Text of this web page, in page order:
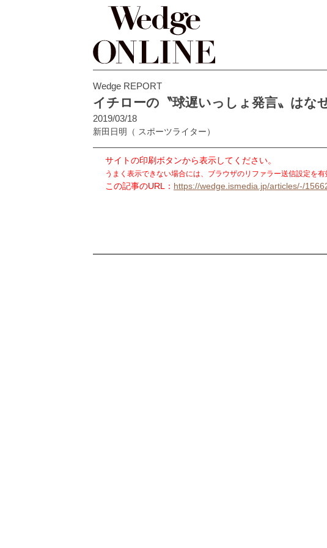
Wedge REPORT
イチローの〝球遅いっしょ発言〟はな
2019/03/18
新田日明 （ スポーツライター）
サイトの印刷ボタンから表示してください。
うまく表示できない場合には、ブラウザのリファラー送信設定を有
この記事のURL： https://wedge.ismedia.jp/articles/-/